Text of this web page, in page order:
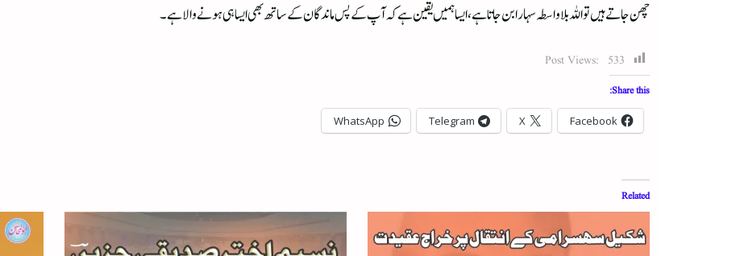
چھن جاتے ہیں تو اللہ بلاواسطہ سہارا بن جاتا ہے، ایسا ہمیں یقین ہے کہ آپ کے پس ماندگان کے ساتھ بھی ایسا ہی ہونے والا ہے۔
Post Views: 533
Share this:
Facebook
X
Telegram
WhatsApp
Related